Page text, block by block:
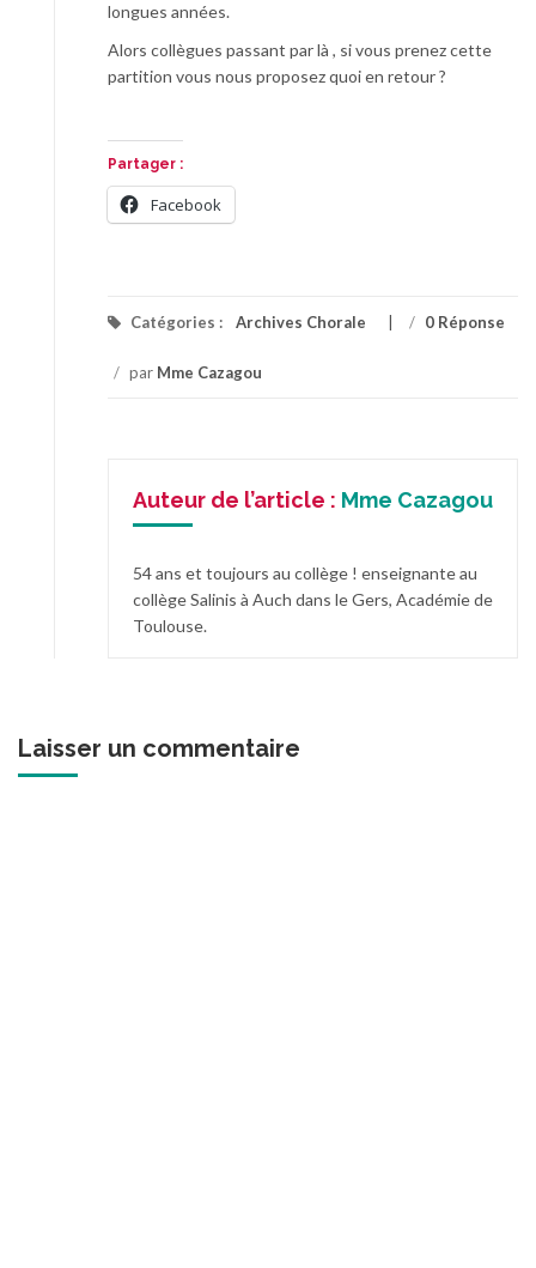
longues années.
Alors collègues passant par là , si vous prenez cette
partition vous nous proposez quoi en retour ?
Partager :
Facebook
Catégories : Archives Chorale / 0 Réponse
/ par Mme Cazagou
Auteur de l’article : Mme Cazagou
54 ans et toujours au collège ! enseignante au
collège Salinis à Auch dans le Gers, Académie de
Toulouse.
Laisser un commentaire